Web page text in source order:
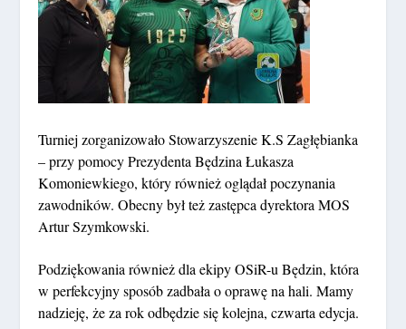
Turniej zorganizowało Stowarzyszenie K.S Zagłębianka
– przy pomocy Prezydenta Będzina Łukasza
Komoniewkiego, który również oglądał poczynania
zawodników. Obecny był też zastępca dyrektora MOS
Artur Szymkowski.
Podziękowania również dla ekipy OSiR-u Będzin, która
w perfekcyjny sposób zadbała o oprawę na hali. Mamy
nadzieję, że za rok odbędzie się kolejna, czwarta edycja.